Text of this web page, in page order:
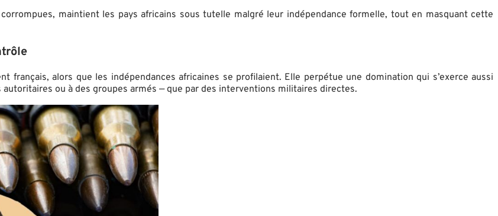
maintient les pays africains sous tutelle malgré leur indépendance formelle, tout en masquant cette
français, alors que les indépendances africaines se profilaient. Elle perpétue une domination qui s’exerce aussi
ou à des groupes armés — que par des interventions militaires directes.